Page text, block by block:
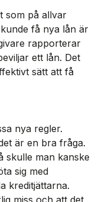
som på allvar
få nya lån är
rapporterar
ett lån. Det
sätt att få
nya regler.
är en bra fråga.
skulle man kanske
sig med
kreditjättarna.
miss och att det